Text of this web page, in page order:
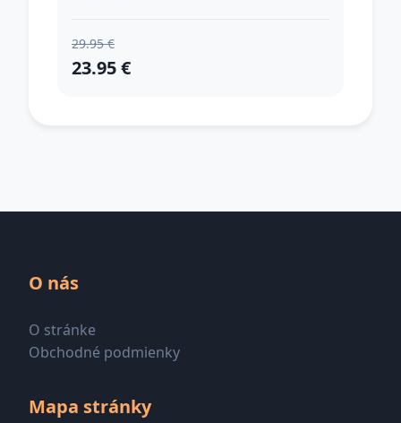
29.95 €
23.95 €
O nás
O stránke
Obchodné podmienky
Mapa stránky